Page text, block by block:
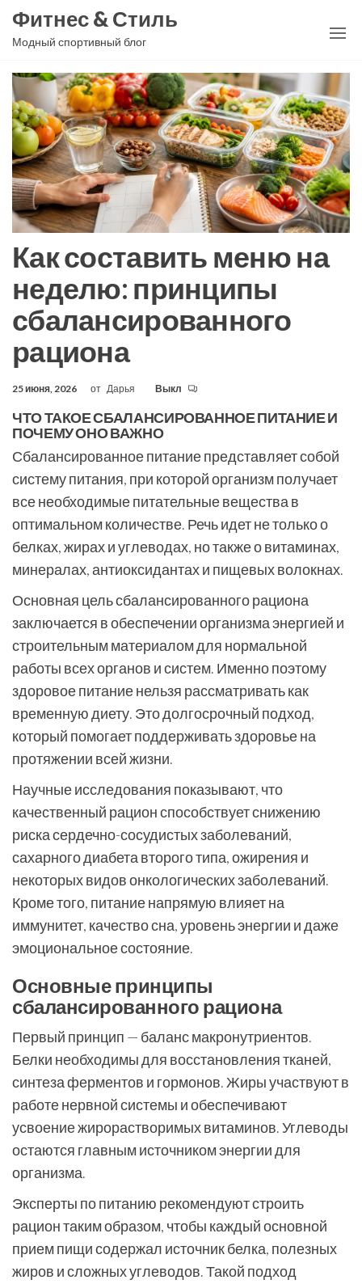
Перейти
Фитнес & Стиль
Модный спортивный блог
Как составить меню на
неделю: принципы
сбалансированного
рациона
25 июня, 2026 от Дарья Выкл
ЧТО ТАКОЕ СБАЛАНСИРОВАННОЕ ПИТАНИЕ И
ПОЧЕМУ ОНО ВАЖНО
Сбалансированное питание представляет собой
систему питания, при которой организм получает
все необходимые питательные вещества в
оптимальном количестве. Речь идет не только о
белках, жирах и углеводах, но также о витаминах,
минералах, антиоксидантах и пищевых волокнах.
Основная цель сбалансированного рациона
заключается в обеспечении организма энергией и
строительным материалом для нормальной
работы всех органов и систем. Именно поэтому
здоровое питание нельзя рассматривать как
временную диету. Это долгосрочный подход,
который помогает поддерживать здоровье на
протяжении всей жизни.
Научные исследования показывают, что
качественный рацион способствует снижению
риска сердечно-сосудистых заболеваний,
сахарного диабета второго типа, ожирения и
некоторых видов онкологических заболеваний.
Кроме того, питание напрямую влияет на
иммунитет, качество сна, уровень энергии и даже
эмоциональное состояние.
Основные принципы
сбалансированного рациона
Первый принцип — баланс макронутриентов.
Белки необходимы для восстановления тканей,
синтеза ферментов и гормонов. Жиры участвуют в
работе нервной системы и обеспечивают
усвоение жирорастворимых витаминов. Углеводы
остаются главным источником энергии для
организма.
Эксперты по питанию рекомендуют строить
рацион таким образом, чтобы каждый основной
прием пищи содержал источник белка, полезных
жиров и сложных углеводов. Такой подход